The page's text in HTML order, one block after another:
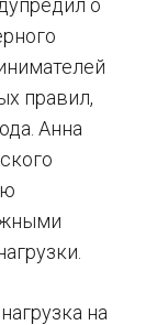
правил,
Анна
на